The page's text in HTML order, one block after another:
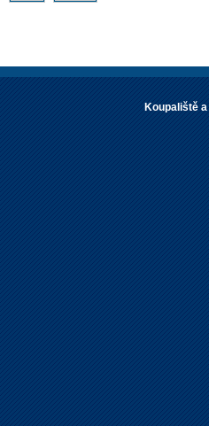
Koupaliště